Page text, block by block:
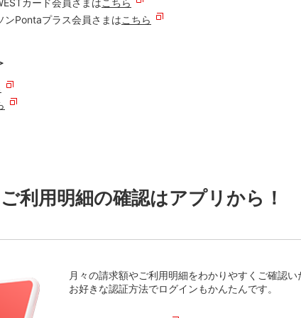
カード会員さまはこちら
ンPontaプラス会員さまはこちら
ご利用明細の確認はアプリから！
月々の請求額やご利用明細をわかりやすくご確認い
お好きな認証方法でログインもかんたんです。